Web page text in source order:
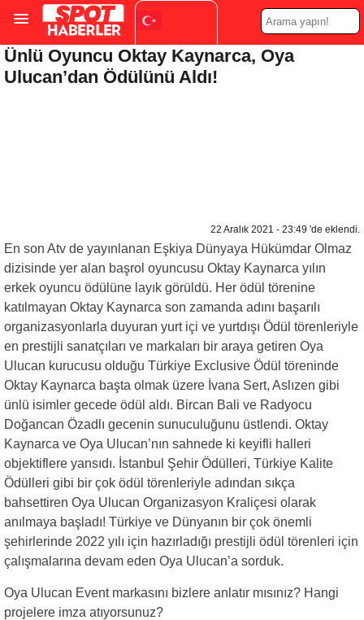
Turkish ▼
Ünlü Oyuncu Oktay Kaynarca, Oya
Ulucan’dan Ödülünü Aldı!
22 Aralık 2021 - 23:49 'de eklendi.
En son Atv de yayınlanan Eşkiya Dünyaya Hükümdar Olmaz
dizisinde yer alan başrol oyuncusu Oktay Kaynarca yılın
erkek oyuncu ödülüne layık görüldü. Her ödül törenine
katılmayan Oktay Kaynarca son zamanda adını başarılı
organizasyonlarla duyuran yurt içi ve yurtdışı Ödül törenleriyle
en prestijli sanatçıları ve markaları bir araya getiren Oya
Ulucan kurucusu olduğu Türkiye Exclusive Ödül töreninde
Oktay Kaynarca başta olmak üzere İvana Sert, Aslızen gibi
ünlü isimler gecede ödül aldı. Bircan Bali ve Radyocu
Doğancan Özadlı gecenin sunuculuğunu üstlendi. Oktay
Kaynarca ve Oya Ulucan’nın sahnede ki keyifli halleri
objektiflere yansıdı. İstanbul Şehir Ödülleri, Türkiye Kalite
Ödülleri gibi bir çok ödül törenleriyle adından sıkça
bahsettiren Oya Ulucan Organizasyon Kraliçesi olarak
anılmaya başladı! Türkiye ve Dünyanın bir çok önemli
şehirlerinde 2022 yılı için hazırladığı prestijli ödül törenleri için
çalışmalarına devam eden Oya Ulucan’a sorduk.
Oya Ulucan Event markasını bizlere anlatır mısınız? Hangi
projelere imza atıyorsunuz?